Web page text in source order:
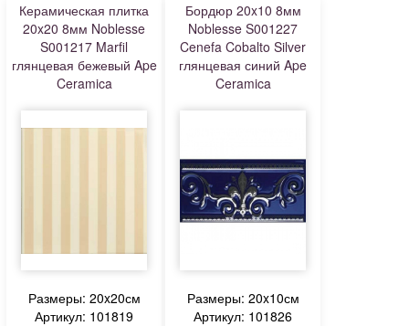
Керамическая плитка
20x20 8мм Noblesse
S001217 Marfil
глянцевая бежевый Ape
Ceramica
Размеры: 20x20см
Артикул: 101819
Бордюр 20x10 8мм
Noblesse S001227
Cenefa Cobalto Silver
глянцевая синий Ape
Ceramica
Размеры: 20x10см
Артикул: 101826